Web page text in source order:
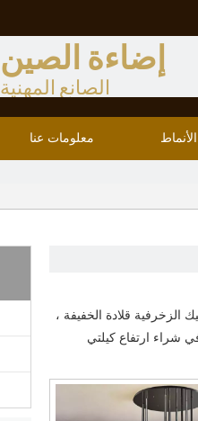
إضاءة الصين
الصانع المهنية
الأنماط معلومات عنا
الزخرفية قلادة الخفيفة ،
شراء ارتفاع كيلتي